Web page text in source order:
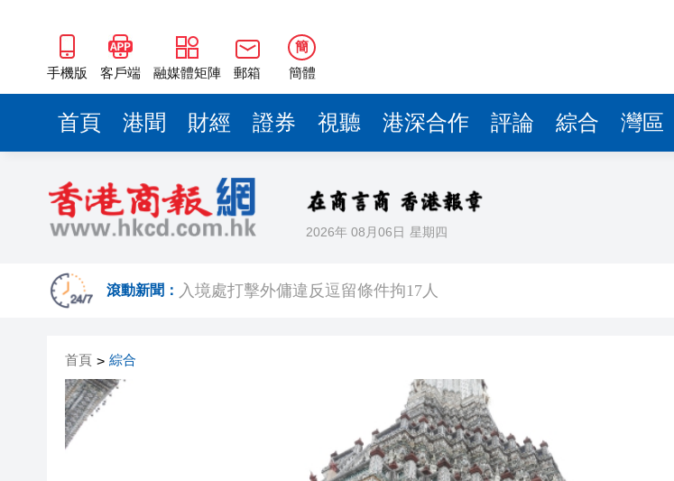
手機版 客戶端 融媒體矩陣 郵箱
簡
簡體
首頁 港聞 財經 證券 視聽 港深合作 評論 綜合 灣區
2026年 08月06日 星期四
滾動新聞：
外交部：日方應當深刻反省歷史罪責，以實際行動同軍國主義徹底切割
魯港經貿合作高層圓桌今舉行 山東副省長溫暖提四點建議
2026港澳山東周開幕式今舉行 李家超：57家山東企業在港上市
團結香港基金建議加速氫能產業發展
泰國內閣決定取消60天免簽政策
入境處打擊外傭違反逗留條件拘17人
2026港澳山東周開幕式今舉行 李家超：57家山東企業在港上市
萬物新生（愛回收）首季營收61.6億 同比增長32.4%
團結香港基金建議加速氫能產業發展
首頁 > 綜合